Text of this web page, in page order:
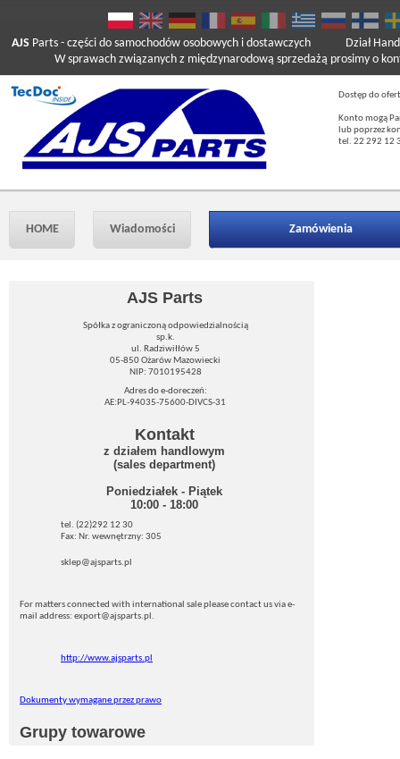
AJS Parts - części do samochodów osobowych i dostawczych
W sprawach związanych z międzynarodową sprzedażą prosimy o
Dział
Dostęp do
Konto mogą
lub poprzez
tel. 22 292 12
HOME Wiadomości Zamówienia
AJS Parts
Spółka z ograniczoną odpowiedzialnością
sp.k.
ul. Radziwiłłów 5
05-850 Ożarów Mazowiecki
NIP: 7010195428
Adres do e-doreczeń:
AE:PL-94035-75600-DIVCS-31
Kontakt
z działem handlowym
(sales department)
Poniedziałek - Piątek
10:00 - 18:00
tel. (22)292 12 30
Fax: Nr. wewnętrzny: 305
sklep@ajsparts.pl
For matters connected with international sale please contact us via e-
mail address: export@ajsparts.pl.
http://www.ajsparts.pl
Dokumenty wymagane przez prawo
Grupy towarowe